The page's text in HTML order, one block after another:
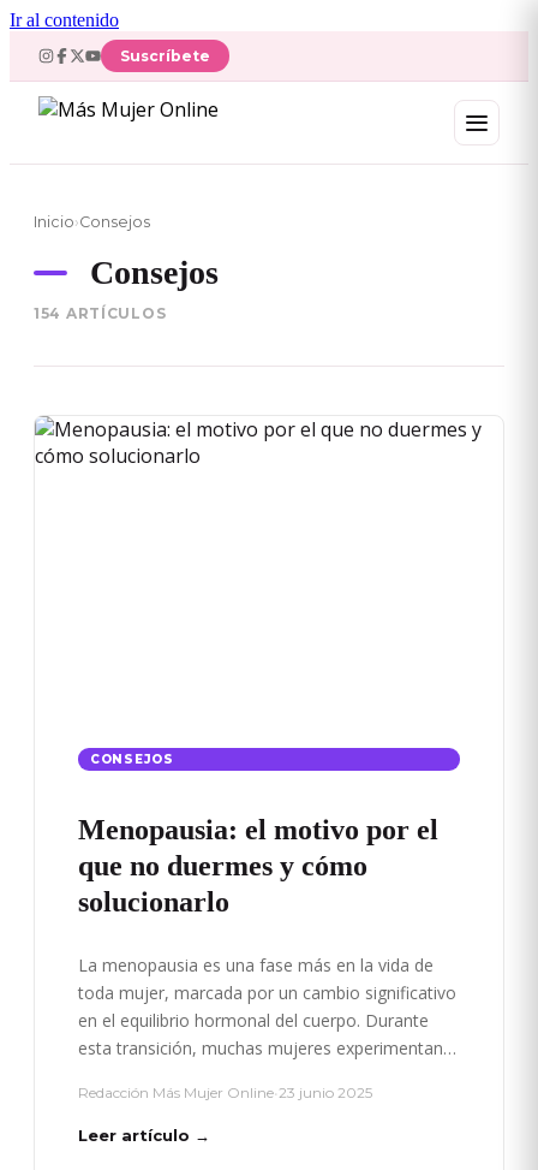
Ir al contenido
Suscríbete
Inicio›Consejos
Consejos
154 ARTÍCULOS
CONSEJOS
Menopausia: el motivo por el
que no duermes y cómo
solucionarlo
La menopausia es una fase más en la vida de
toda mujer, marcada por un cambio significativo
en el equilibrio hormonal del cuerpo. Durante
esta transición, muchas mujeres experimentan…
Redacción Más Mujer Online• 23 junio 2025
Leer artículo →